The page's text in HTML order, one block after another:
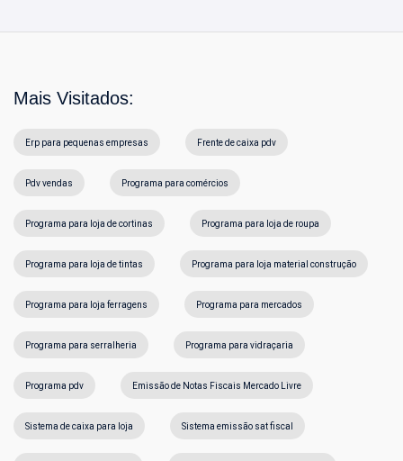
Mais Visitados:
Erp para pequenas empresas Frente de caixa pdv
Pdv vendas Programa para comércios
Programa para loja de cortinas Programa para loja de roupa
Programa para loja de tintas Programa para loja material construção
Programa para loja ferragens Programa para mercados
Programa para serralheria Programa para vidraçaria
Programa pdv Emissão de Notas Fiscais Mercado Livre
Sistema de caixa para loja Sistema emissão sat fiscal